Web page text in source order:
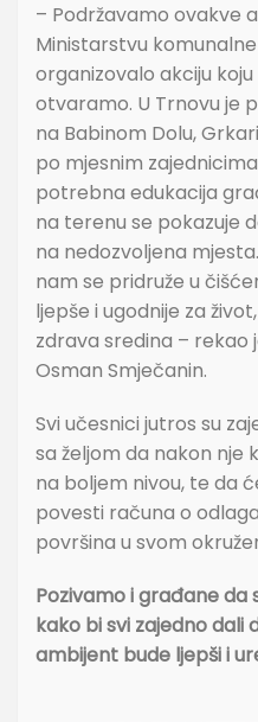
– Podržavamo ovakve
Ministarstvu
organizovalo akciju
otvaramo. U Trnovu je
na Babinom Dolu,
po mjesnim
potrebna edukacija
na terenu se pokazuje
na nedozvoljena
nam se pridruže u
ljepše i ugodnije za
zdrava sredina –
Osman Smječanin.
Svi učesnici jutros su
sa željom da nakon nje
na boljem nivou, te da
povesti računa o
površina u svom
Pozivamo i građane da
kako bi svi zajedno dali
ambijent bude ljepši i